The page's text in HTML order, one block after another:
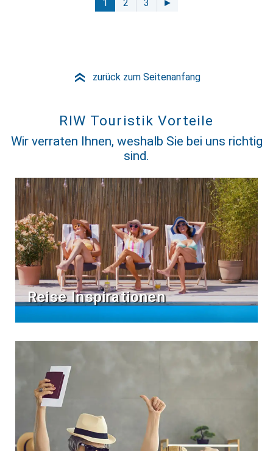
1 2 3 ►
» zurück zum Seitenanfang
RIW Touristik Vorteile
Wir verraten Ihnen, weshalb Sie bei uns richtig
sind.
Reise Inspirationen